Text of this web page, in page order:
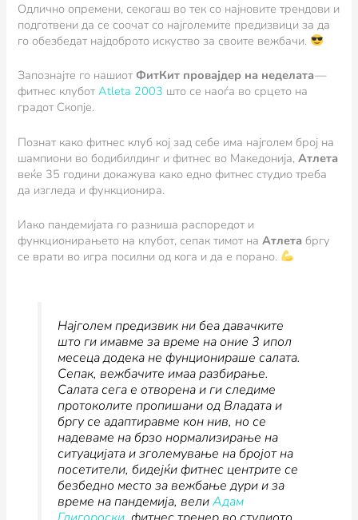
Одлично опремени, секогаш во тек со најновите трендови и
подготвени да се соочат со најголемите предизвици за да
го обезбедат најдоброто искуство за своите вежбачи.
Запознајте го нашиотФитКит провајдер на неделата—
фитнес клуботAtleta 2003 што се наоѓа во срцето на
градот Скопје.
Познат како фитнес клуб кој зад себе има најголем број на
шампиони во бодибилдинг и фитнес во Македонија,Атлета
веќе 35 години докажува како едно фитнес студио треба
да изгледа и функционира.
Иако пандемијата го разниша распоредот и
функционирањето на клубот, сепак тимот наАтлета бргу
се врати во игра посилни од кога и да е порано.
Најголем предизвик ни беа давачките
што ги имавме за време на оние 3 ипол
месеца додека не фунционираше салата.
Сепак, вежбачите имаа разбирање.
Салата сега е отворена и ги следиме
протоколите пропишани од Владата и
бргу се адаптиравме кон нив, но се
надеваме на брзо нормализирање на
ситуацијата и зголемување на бројот на
посетители, бидејќи фитнес центрите се
безбедно место за вежбање дури и за
време на пандемија, велиАдам